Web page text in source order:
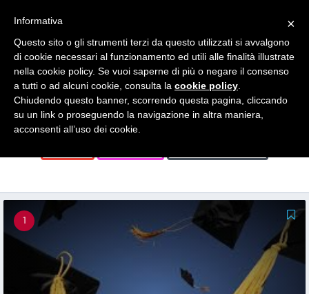
News
FORMAZIONE GENERALE GIOVANI
1
1
1
×
Informativa
Questo sito o gli strumenti terzi da questo utilizzati si avvalgono
di cookie necessari al funzionamento ed utili alle finalità illustrate
nella cookie policy. Se vuoi saperne di più o negare il consenso
a tutti o ad alcuni cookie, consulta la cookie policy
Chiudendo questo banner, scorrendo questa pagina, cliccando
su un link o proseguendo la navigazione in altra maniera,
acconsenti all’uso dei cookie.